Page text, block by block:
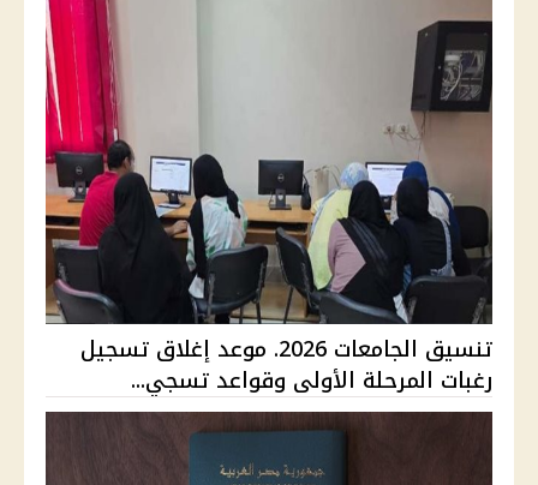
تنسيق الجامعات 2026. موعد إغلاق تسجيل
رغبات المرحلة الأولى وقواعد تسجي...